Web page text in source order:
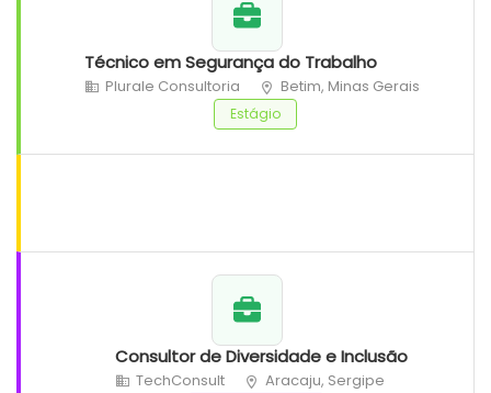
Técnico em Segurança do Trabalho
Plurale Consultoria Betim, Minas Gerais
Estágio
Consultor de Diversidade e Inclusão
TechConsult Aracaju, Sergipe